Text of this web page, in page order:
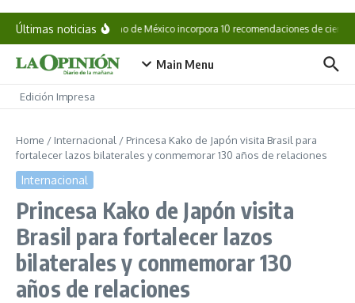
Saltar al contenido
Últimas noticiasGobierno de México incorpora 10 recomendaciones de
Main Menu
Edición Impresa
Home / Internacional / Princesa Kako de Japón visita Brasil para
fortalecer lazos bilaterales y conmemorar 130 años de relaciones
Internacional
Princesa Kako de Japón visita
Brasil para fortalecer lazos
bilaterales y conmemorar 130
años de relaciones